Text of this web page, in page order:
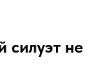
силуэт не